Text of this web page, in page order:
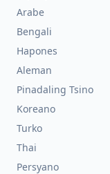
Arabe
Bengali
Hapones
Aleman
Pinadaling Tsino
Koreano
Turko
Thai
Persyano